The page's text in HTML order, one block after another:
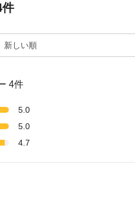
件
新しい順
4件
5.0
5.0
4.7